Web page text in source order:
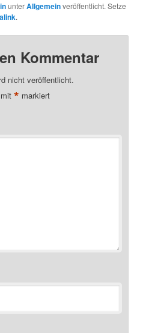
unterAllgemeinveröffentlicht. Setze
.
Kommentar
nicht veröffentlicht.
mit* markiert